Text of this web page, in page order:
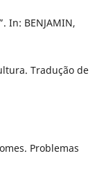
In: BENJAMIN,
Tradução de
Problemas